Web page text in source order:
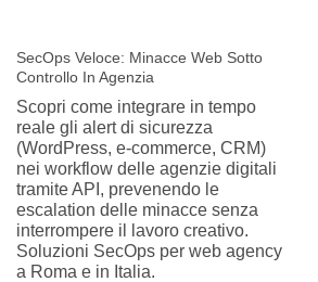
SecOps Veloce: Minacce Web Sotto
Controllo In Agenzia
Scopri come integrare in tempo
reale gli alert di sicurezza
(WordPress, e-commerce, CRM)
nei workflow delle agenzie digitali
tramite API, prevenendo le
escalation delle minacce senza
interrompere il lavoro creativo.
Soluzioni SecOps per web agency
a Roma e in Italia.